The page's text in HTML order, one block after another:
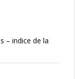
– indice de la